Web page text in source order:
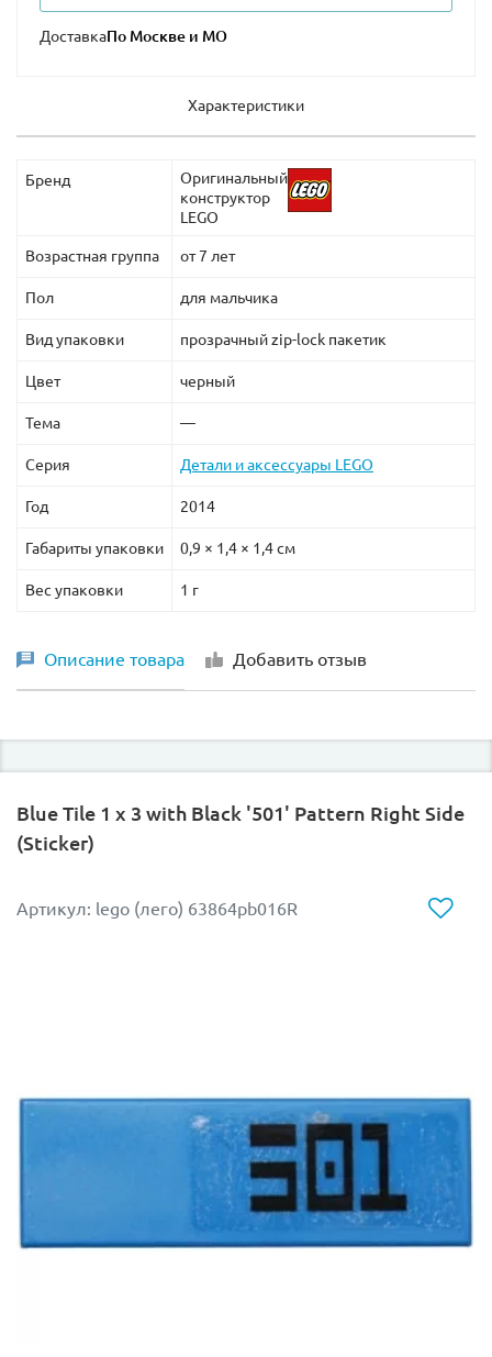
Доставка
Характеристики
Бренд
Оригинальный
конструктор
LEGO
Возрастная группа от 7 лет
Пол для мальчика
Вид упаковки прозрачный zip-lock пакетик
Цвет черный
Тема —
Серия Детали и аксессуары LEGO
Год 2014
Габариты упаковки 0,9 × 1,4 × 1,4 см
Вес упаковки 1 г
Описание товара Добавить отзыв
Blue Tile 1 x 3 with Black '501' Pattern Right Side
(Sticker)
Артикул: lego (лего) 63864pb016R